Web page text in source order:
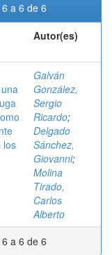
a 6 de 6
Autor(es)
los
Galván
González,
Sergio
Ricardo;
Delgado
Sánchez,
Giovanni;
Molina
Tirado,
Carlos
Alberto
a 6 de 6